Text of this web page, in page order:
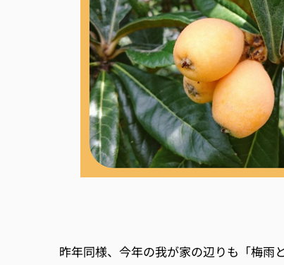
昨年同様、今年の我が家の辺りも「梅雨